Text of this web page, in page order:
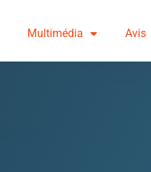
Multimédia Avis